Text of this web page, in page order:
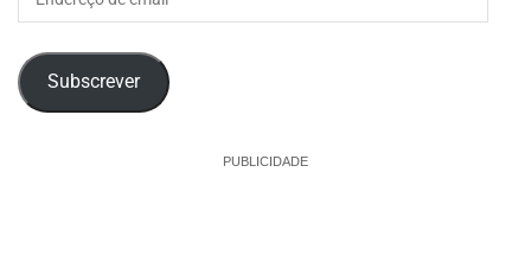
Subscrever
PUBLICIDADE